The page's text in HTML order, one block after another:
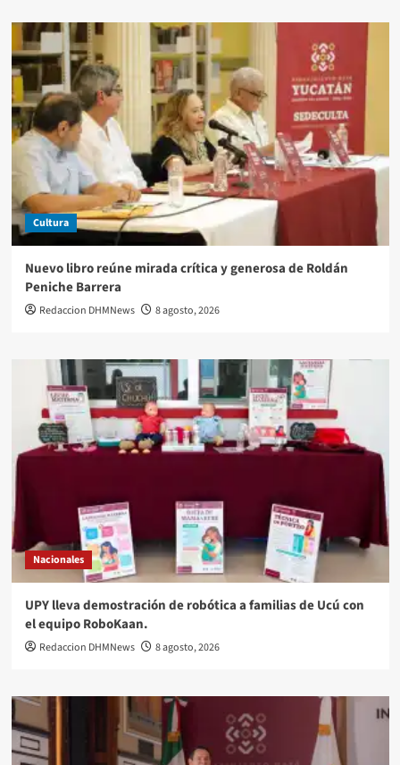
Cultura
Nuevo libro reúne mirada crítica y generosa de Roldán
Peniche Barrera
Redaccion DHMNews 8 agosto, 2026
Nacionales
UPY lleva demostración de robótica a familias de Ucú con
el equipo RoboKaan.
Redaccion DHMNews 8 agosto, 2026